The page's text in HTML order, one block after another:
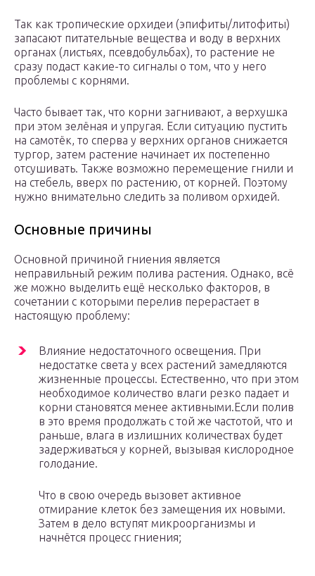
Так как тропические орхидеи (эпифиты/литофиты)
запасают питательные вещества и воду в верхних
органах (листьях, псевдобульбах), то растение не
сразу подаст какие-то сигналы о том, что у него
проблемы с корнями.
Часто бывает так, что корни загнивают, а верхушка
при этом зелёная и упругая. Если ситуацию пустить
на самотёк, то сперва у верхних органов снижается
тургор, затем растение начинает их постепенно
отсушивать. Также возможно перемещение гнили и
на стебель, вверх по растению, от корней. Поэтому
нужно внимательно следить за поливом орхидей.
Основные причины
Основной причиной гниения является
неправильный режим полива растения. Однако, всё
же можно выделить ещё несколько факторов, в
сочетании с которыми перелив перерастает в
настоящую проблему:
Влияние недостаточного освещения. При
недостатке света у всех растений замедляются
жизненные процессы. Естественно, что при этом
необходимое количество влаги резко падает и
корни становятся менее активными.Если полив
в это время продолжать с той же частотой, что и
раньше, влага в излишних количествах будет
задерживаться у корней, вызывая кислородное
голодание.
Что в свою очередь вызовет активное
отмирание клеток без замещения их новыми.
Затем в дело вступят микроорганизмы и
начнётся процесс гниения;